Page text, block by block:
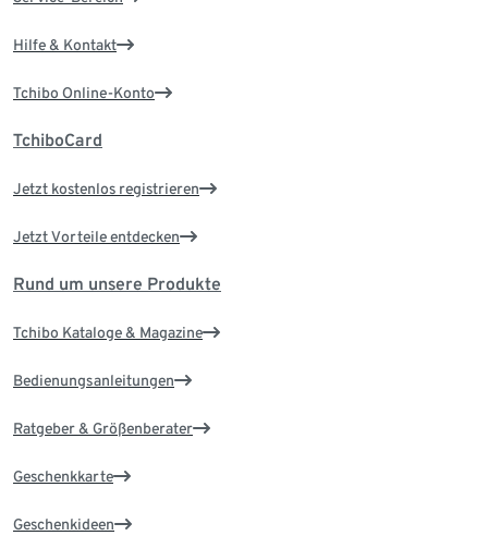
Hilfe & Kontakt
Tchibo Online-Konto
TchiboCard
Jetzt kostenlos registrieren
Jetzt Vorteile entdecken
Rund um unsere Produkte
Tchibo Kataloge & Magazine
Bedienungsanleitungen
Ratgeber & Größenberater
Geschenkkarte
Geschenkideen